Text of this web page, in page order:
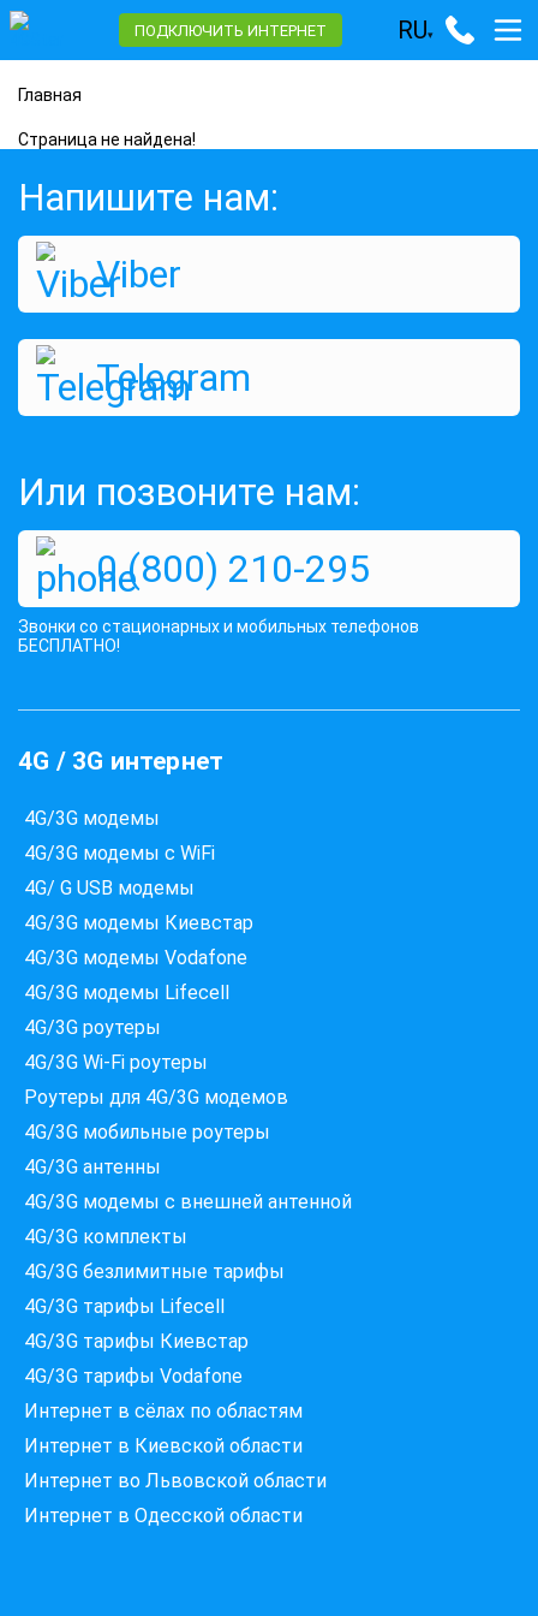
ПОДКЛЮЧИТЬ ИНТЕРНЕТ RU▾
Главная
Страница не найдена!
Напишите нам:
Viber
Telegram
Или позвоните нам:
0 (800) 210-295
Звонки со стационарных и мобильных телефонов
БЕСПЛАТНО!
4G / 3G интернет
4G/3G модемы
4G/3G модемы с WiFi
4G/ G USB модемы
4G/3G модемы Киевстар
4G/3G модемы Vodafone
4G/3G модемы Lifecell
4G/3G роутеры
4G/3G Wi-Fi роутеры
Роутеры для 4G/3G модемов
4G/3G мобильные роутеры
4G/3G антенны
4G/3G модемы c внешней антенной
4G/3G комплекты
4G/3G безлимитные тарифы
4G/3G тарифы Lifecell
4G/3G тарифы Киевстар
4G/3G тарифы Vodafone
Интернет в сёлах по областям
Интернет в Киевской области
Интернет во Львовской области
Интернет в Одесской области
Які провайдери працюють
за вашою адресою?
Перевірте доступність інтернету за 30 секунд
375+ провайдерів в базі
Введіть вашу адресу
Місто, вулиця та номер будинку